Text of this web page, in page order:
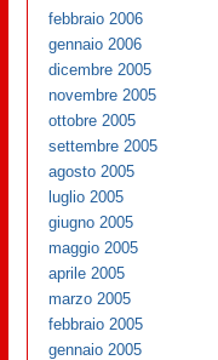
febbraio 2006
gennaio 2006
dicembre 2005
novembre 2005
ottobre 2005
settembre 2005
agosto 2005
luglio 2005
giugno 2005
maggio 2005
aprile 2005
marzo 2005
febbraio 2005
gennaio 2005